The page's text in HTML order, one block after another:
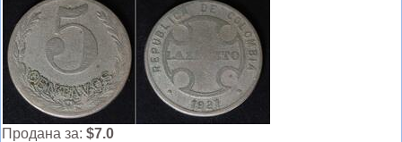
Продана за: $7.0